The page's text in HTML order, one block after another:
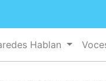
Hablan